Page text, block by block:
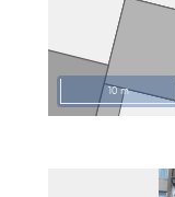
10 m